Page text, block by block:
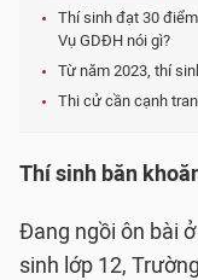
Thí sinh đạt 30
Vụ GDĐH nói gì?
Từ năm 2023, thí
Thi cử cần cạnh
Thí sinh băn
Đang ngồi ôn bài
sinh lớp 12,